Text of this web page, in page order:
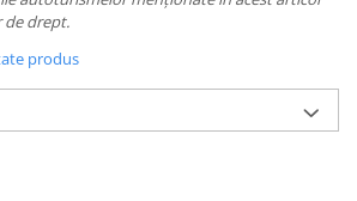
drept.
produs